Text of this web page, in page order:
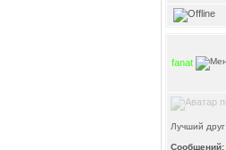
fanat
Лучший друг
Сообщений: